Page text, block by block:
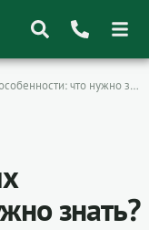
Подделки часов и их особенности: что нужно знать?
знать?